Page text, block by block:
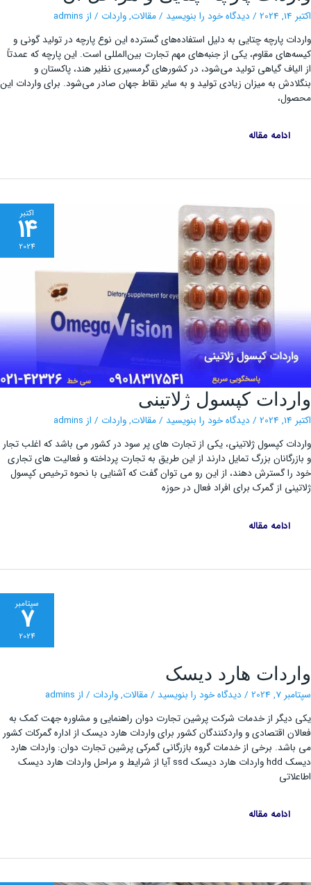
/دیدگاه‌ خود را بنویسید/مقالات,واردات/ از admins
پارچه چتایی به دلیل استفاده‌های گسترده این نوع پارچه در تولید گونی و
مقاوم، یکی از جنبه‌های مهم تجارت بین‌المللی است. این پارچه که عمدتاً
گیاهی تولید می‌شود، در کشورهای گرمسیری نظیر هند، پاکستان و
به میزان زیادی تولید و به سایر نقاط جهان صادر می‌شود. برای واردات این
چتایی
و
مراحل
آن
ادامه مقاله
کپسول ژلاتینی
/دیدگاه‌ خود را بنویسید/مقالات,واردات/ از admins
کپسول ژلاتینی، یکی از تجارت های پر سود در کشور می باشد که اغلب تجار
بزرگ تمایل دارند از این طریق به تجارت پرداخته و فعالیت های تجاری
را گسترش دهند، از این رو می توان گفت که آشنایی با نحوه ترخیص کپسول
از گمرک برای افراد فعال در حوزه
واردات
کپسول
ژلاتینی
ادامه مقاله
14
2024
هارد دیسک
7, 2024
/دیدگاه‌ خود را بنویسید/مقالات,واردات/ از admins
دیگر از خدمات شرکت پرشین تجارت دوان راهنمایی و مشاوره جهت کمک به
اقتصادی و واردکنندگان کشور برای واردات هارد دیسک از اداره گمرکات کشور
برخی از خدمات گروه بازرگانی گمرکی پرشین تجارت دوان: واردات هارد
دیسک hdd واردات هارد دیسک ssd آیا از شرایط و مراحل واردات هارد دیسک
واردات
هارد
دیسک
ادامه مقاله
سپتامبر
7
2024